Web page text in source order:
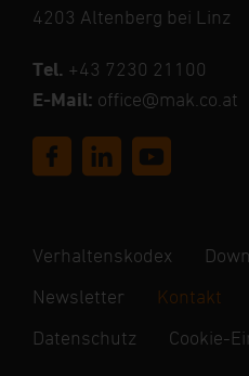
4203 Altenberg bei Linz
Tel. +43 7230 21100
E-Mail: office@mak.co.at
Verhaltenskodex
Newsletter
Kontakt
Datenschutz
Cookie-